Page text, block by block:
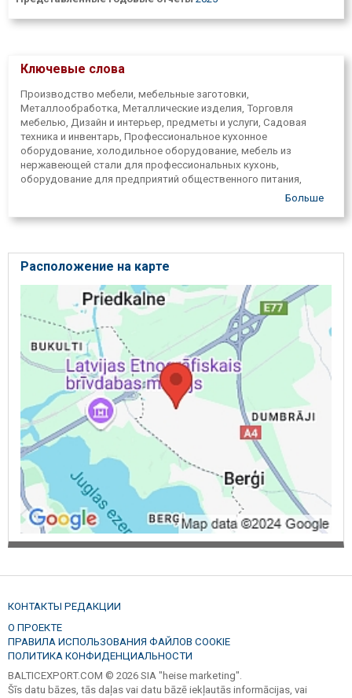
Ключевые слова
Производство мебели, мебельные заготовки,
Металлообработка, Металлические изделия, Торговля
мебелью, Дизайн и интерьер, предметы и услуги, Садовая
техника и инвентарь, Профессиональное кухонное
оборудование, холодильное оборудование, мебель из
нержавеющей стали для профессиональных кухонь,
оборудование для предприятий общественного питания,
стенды розничной торговли, полочные системы, модульная
Больше
Расположение на карте
КОНТАКТЫ РЕДАКЦИИ
О ПРОЕКТЕ
ПРАВИЛА ИСПОЛЬЗОВАНИЯ ФАЙЛОВ COOKIE
ПОЛИТИКА КОНФИДЕНЦИАЛЬНОСТИ
BALTICEXPORT.COM © 2026 SIA "heise marketing".
Šīs datu bāzes, tās daļas vai datu bāzē iekļautās informācijas, vai